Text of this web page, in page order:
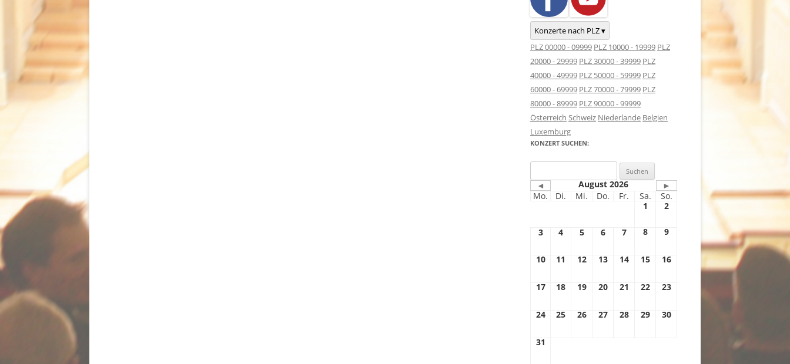
Konzerte nach PLZ ▾
PLZ 00000 - 09999 PLZ 10000 - 19999 PLZ
20000 - 29999 PLZ 30000 - 39999 PLZ
40000 - 49999 PLZ 50000 - 59999 PLZ
60000 - 69999 PLZ 70000 - 79999 PLZ
80000 - 89999 PLZ 90000 - 99999
Österreich Schweiz Niederlande Belgien
Luxemburg
KONZERT SUCHEN:
nach:
◄ August 2026
►
Mo.
Di. Mi. Do. Fr. Sa.
So.
1
2
3 4 5 6 7 8 9
10 11 12 13 14 15 16
17 18 19 20 21 22 23
24 25 26 27 28 29 30
31